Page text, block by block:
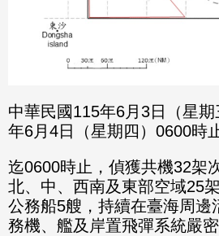
中華民國115年6月3日（星
年6月4日（星期四）0600時止
迄0600時止，偵獲共機32架
北、中、西南及東部空域25
公務船5艘，持續在臺海周邊
務機、艦及岸置飛彈系統嚴密